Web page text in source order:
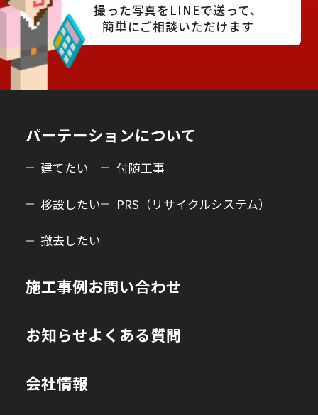
撮った写真をLINEで送って、
簡単にご相談いただけます
パーテーションについて
建てたい
移設したい
撤去したい
付随工事
PRS（リサイクルシステム）
施工事例
お知らせ
会社情報
お問い合わせ
よくある質問